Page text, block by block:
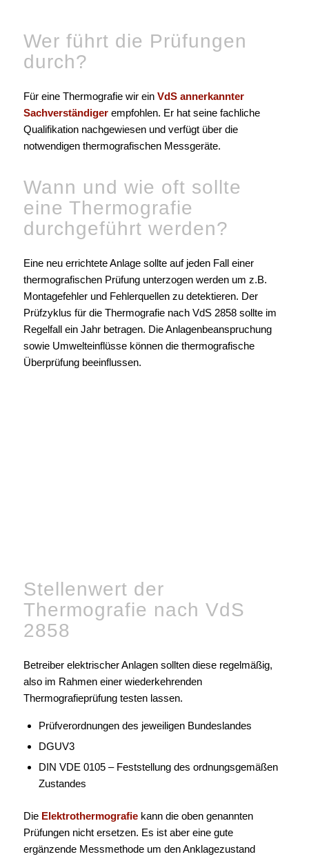
Wer führt die Prüfungen
durch?
Für eine Thermografie wir ein VdS annerkannter
Sachverständigerempfohlen. Er hat seine fachliche
Qualifikation nachgewiesen und verfügt über die
notwendigen thermografischen Messgeräte.
Wann und wie oft sollte
eine Thermografie
durchgeführt werden?
Eine neu errichtete Anlage sollte auf jeden Fall einer
thermografischen Prüfung unterzogen werden um z.B.
Montagefehler und Fehlerquellen zu detektieren. Der
Prüfzyklus für die Thermografie nach VdS 2858 sollte im
Regelfall ein Jahr betragen. Die Anlagenbeanspruchung
sowie Umwelteinflüsse können die thermografische
Überprüfung beeinflussen.
Stellenwert der
Thermografie nach VdS
2858
Betreiber elektrischer Anlagen sollten diese regelmäßig,
also im Rahmen einer wiederkehrenden
Thermografieprüfung testen lassen.
Prüfverordnungen des jeweiligen Bundeslandes
DGUV3
DIN VDE 0105 – Feststellung des ordnungsgemäßen
Zustandes
Die Elektrothermografie kann die oben genannten
Prüfungen nicht ersetzen. Es ist aber eine gute
ergänzende Messmethode um den Anklagezustand